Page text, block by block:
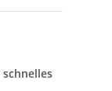
schnelles